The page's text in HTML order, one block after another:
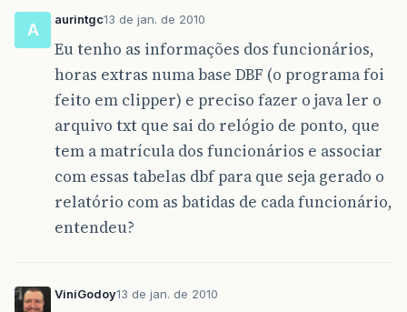
A
aurintgc13 de jan. de 2010
Eu tenho as informações dos funcionários,
horas extras numa base DBF (o programa foi
feito em clipper) e preciso fazer o java ler o
arquivo txt que sai do relógio de ponto, que
tem a matrícula dos funcionários e associar
com essas tabelas dbf para que seja gerado o
relatório com as batidas de cada funcionário,
entendeu?
ViniGodoy13 de jan. de 2010